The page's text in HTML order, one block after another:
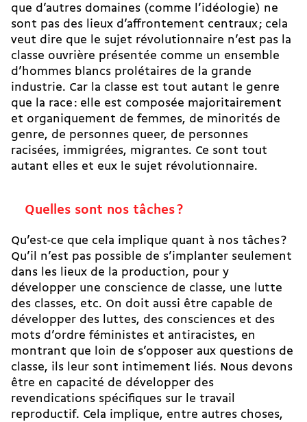
que d’autres domaines (comme l’idéologie) ne
sont pas des lieux d’affrontement centraux ; cela
veut dire que le sujet révolutionnaire n’est pas la
classe ouvrière présentée comme un ensemble
d’hommes blancs prolétaires de la grande
industrie. Car la classe est tout autant le genre
que la race : elle est composée majoritairement
et organiquement de femmes, de minorités de
genre, de personnes queer, de personnes
racisées, immigrées, migrantes. Ce sont tout
autant elles et eux le sujet révolutionnaire.
Quelles sont nos tâches ?
Qu’est-ce que cela implique quant à nos tâches ?
Qu’il n’est pas possible de s’implanter seulement
dans les lieux de la production, pour y
développer une conscience de classe, une lutte
des classes, etc. On doit aussi être capable de
développer des luttes, des consciences et des
mots d’ordre féministes et antiracistes, en
montrant que loin de s’opposer aux questions de
classe, ils leur sont intimement liés. Nous devons
être en capacité de développer des
revendications spécifiques sur le travail
reproductif. Cela implique, entre autres choses,